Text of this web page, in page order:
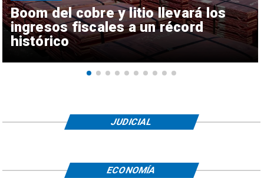
Boom del cobre y litio llevará los
ingresos fiscales a un récord
histórico
JUDICIAL
ECONOMÍA